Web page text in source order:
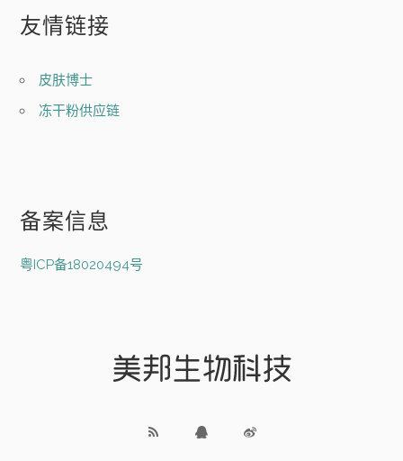
友情链接
皮肤博士
冻干粉供应链
备案信息
粤ICP备18020494号